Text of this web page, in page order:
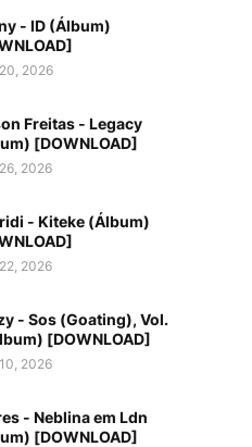
- ID (Álbum)
2026
Freitas - Legacy
[DOWNLOAD]
2026
- Kiteke (Álbum)
2026
- Sos (Goating), Vol.
[DOWNLOAD]
2026
- Neblina em Ldn
[DOWNLOAD]